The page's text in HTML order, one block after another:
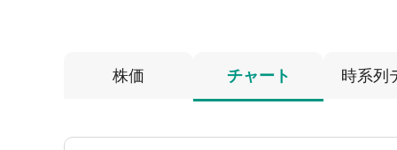
株価 チャート 時系列